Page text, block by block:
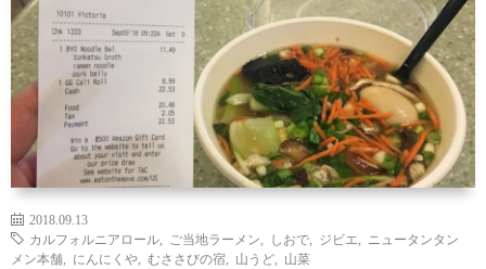
ン
別
プ
で
見
問
い
合
2018.09.13
カルフォルニアロール
ご当地ラーメン しおで ジビエ
ニュータンタン
メン本舗
にんにくや むささびの宿 山うど 山菜